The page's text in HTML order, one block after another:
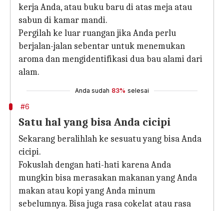
kerja Anda, atau buku baru di atas meja atau
sabun di kamar mandi.
Pergilah ke luar ruangan jika Anda perlu
berjalan-jalan sebentar untuk menemukan
aroma dan mengidentifikasi dua bau alami dari
alam.
Anda sudah 83% selesai
#6
Satu hal yang bisa Anda cicipi
Sekarang beralihlah ke sesuatu yang bisa Anda
cicipi.
Fokuslah dengan hati-hati karena Anda
mungkin bisa merasakan makanan yang Anda
makan atau kopi yang Anda minum
sebelumnya. Bisa juga rasa cokelat atau rasa